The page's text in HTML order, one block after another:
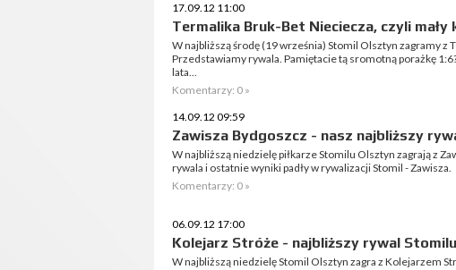
17.09.12 11:00
Termalika Bruk-Bet Nieciecza, czyli mały
W najbliższą środę (19 września) Stomil Olsztyn zagramy z
Przedstawiamy rywala. Pamiętacie tą sromotną porażkę
lata...
Komentarzy: 0 »
14.09.12 09:59
Zawisza Bydgoszcz - nasz najbliższy
W najbliższą niedzielę piłkarze Stomilu Olsztyn zagrają z
rywala i ostatnie wyniki padły w rywalizacji Stomil - Zawisza.
Komentarzy: 0 »
06.09.12 17:00
Kolejarz Stróże - najbliższy rywal Stomilu
W najbliższą niedzielę Stomil Olsztyn zagra z Kolejarzem